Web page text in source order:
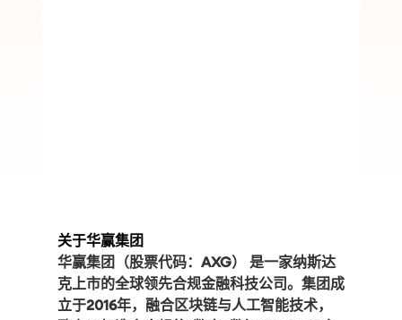
关于华赢集团
华赢集团（股票代码：AXG） 是一家纳斯达
克上市的全球领先合规金融科技公司。集团成
立于2016年，融合区块链与人工智能技术，